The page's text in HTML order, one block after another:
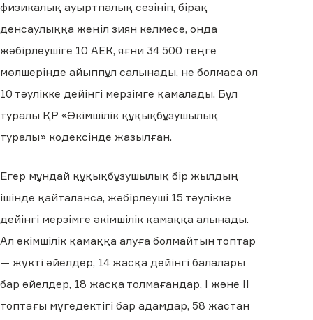
физикалық ауыртпалық сезініп, бірақ
денсаулыққа жеңіл зиян келмесе, онда
жәбірлеушіге 10 АЕК, яғни 34 500 теңге
мөлшерінде айыппұл салынады, не болмаса ол
10 тәулікке дейінгі мерзімге қамалады. Бұл
туралы ҚР «Әкімшілік құқықбұзушылық
туралы» кодексінде жазылған.
Егер мұндай құқықбұзушылық бір жылдың
ішінде қайталанса, жәбірлеуші 15 тәулікке
дейінгі мерзімге әкімшілік қамаққа алынады.
Ал әкімшілік қамаққа алуға болмайтын топтар
— жүкті әйелдер, 14 жасқа дейінгі балалары
бар әйелдер, 18 жасқа толмағандар, I және II
топтағы мүгедектігі бар адамдар, 58 жастан